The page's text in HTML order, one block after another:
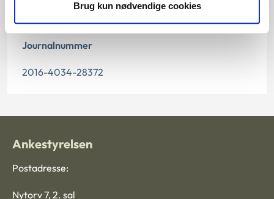
Brug kun nødvendige cookies
Journalnummer
2016-4034-28372
Ankestyrelsen
Postadresse:
Nytorv 7, 2. sal